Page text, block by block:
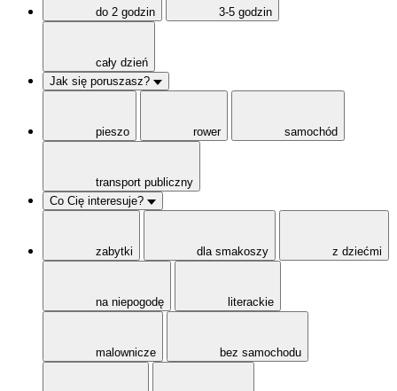
do 2 godzin 3-5 godzin
cały dzień
Jak się poruszasz?
pieszo rower samochód
transport publiczny
Co Cię interesuje?
zabytki dla smakoszy z dziećmi
na niepogodę literackie
malownicze bez samochodu